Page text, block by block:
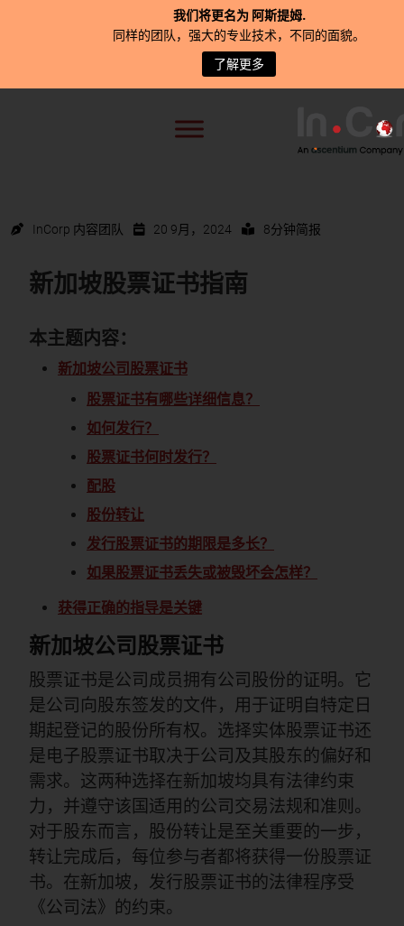
我们将更名为 阿斯提姆.
同样的团队，强大的专业技术，不同的面貌。
了解更多
InCorp 内容团队 20 9月，2024 8分钟简报
新加坡股票证书指南
本主题内容：
新加坡公司股票证书
股票证书有哪些详细信息？
如何发行？
股票证书何时发行？
配股
股份转让
发行股票证书的期限是多长？
如果股票证书丢失或被毁坏会怎样？
获得正确的指导是关键
新加坡公司股票证书
股票证书是公司成员拥有公司股份的证明。它
是公司向股东签发的文件，用于证明自特定日
期起登记的股份所有权。选择实体股票证书还
是电子股票证书取决于公司及其股东的偏好和
需求。这两种选择在新加坡均具有法律约束
力，并遵守该国适用的公司交易法规和准则。
对于股东而言，股份转让是至关重要的一步，
转让完成后，每位参与者都将获得一份股票证
书。在新加坡，发行股票证书的法律程序受
《公司法》的约束。